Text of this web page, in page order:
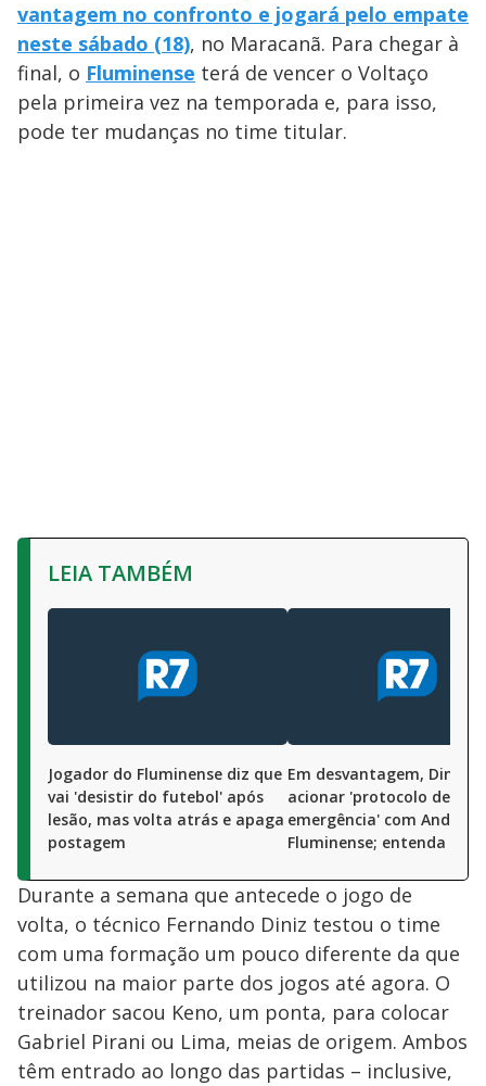
vantagem no confronto e jogará pelo empate
neste sábado (18), no Maracanã. Para chegar à
final, o Fluminense terá de vencer o Voltaço
pela primeira vez na temporada e, para isso,
pode ter mudanças no time titular.
LEIA TAMBÉM
Jogador do Fluminense diz que
vai 'desistir do futebol' após
lesão, mas volta atrás e apaga
postagem
Em desvantagem, Diniz
acionar 'protocolo de
emergência' com André
Fluminense; entenda
Durante a semana que antecede o jogo de
volta, o técnico Fernando Diniz testou o time
com uma formação um pouco diferente da que
utilizou na maior parte dos jogos até agora. O
treinador sacou Keno, um ponta, para colocar
Gabriel Pirani ou Lima, meias de origem. Ambos
têm entrado ao longo das partidas – inclusive,